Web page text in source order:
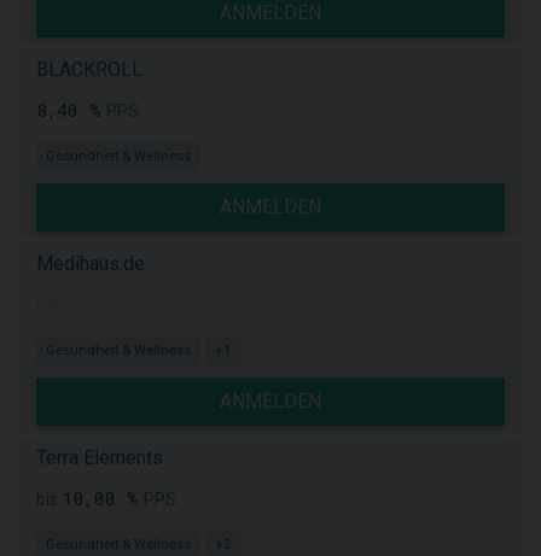
ANMELDEN
BLACKROLL
8,40 %
Gesundheit & Wellness
ANMELDEN
Medihaus.de
Gesundheit & Wellness +1
ANMELDEN
Terra Elements
10,00 %
Gesundheit & Wellness +2